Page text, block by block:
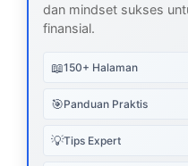
dan mindset sukses
finansial.
📖150+ Halaman
🎯Panduan Praktis
💡Tips Expert